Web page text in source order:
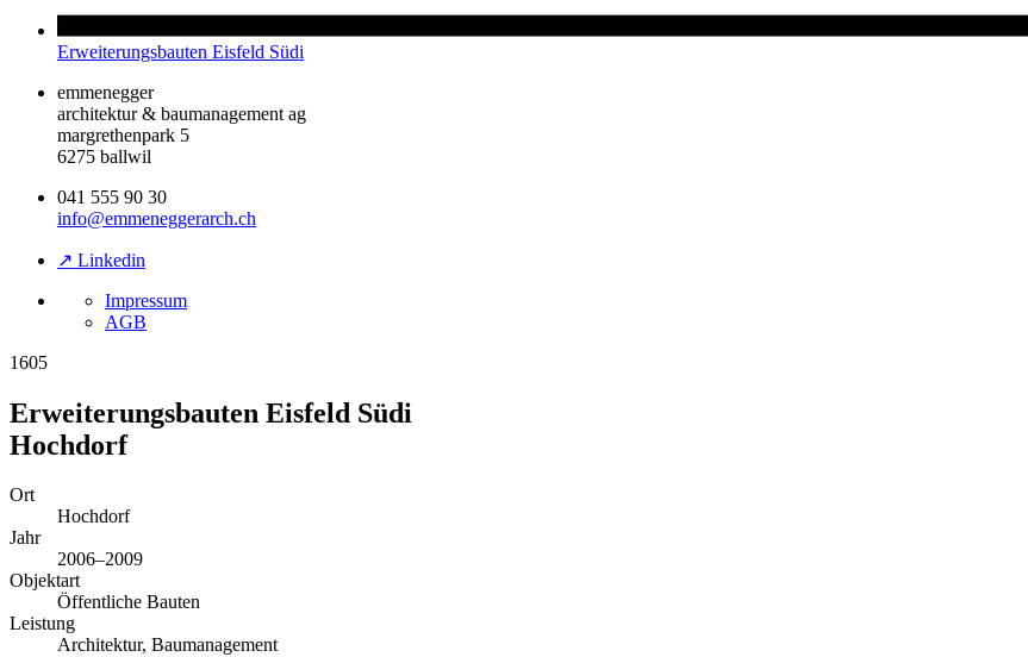
Erweiterungsbauten Eisfeld Südi
emmenegger
architektur & baumanagement ag
margrethenpark 5
6275 ballwil
041 555 90 30
info@emmeneggerarch.ch
↗ Linkedin
Impressum
AGB
1605
Erweiterungsbauten Eisfeld Südi
Hochdorf
Ort
Hochdorf
Jahr
2006–2009
Objektart
Öffentliche Bauten
Leistung
Architektur, Baumanagement